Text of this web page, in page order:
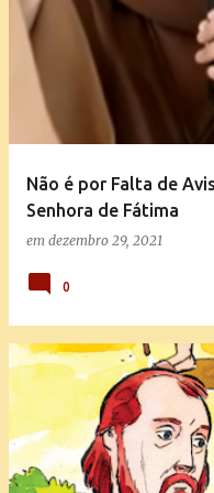
Não é por Falta de
Senhora de Fátima
em dezembro 29, 2021
0